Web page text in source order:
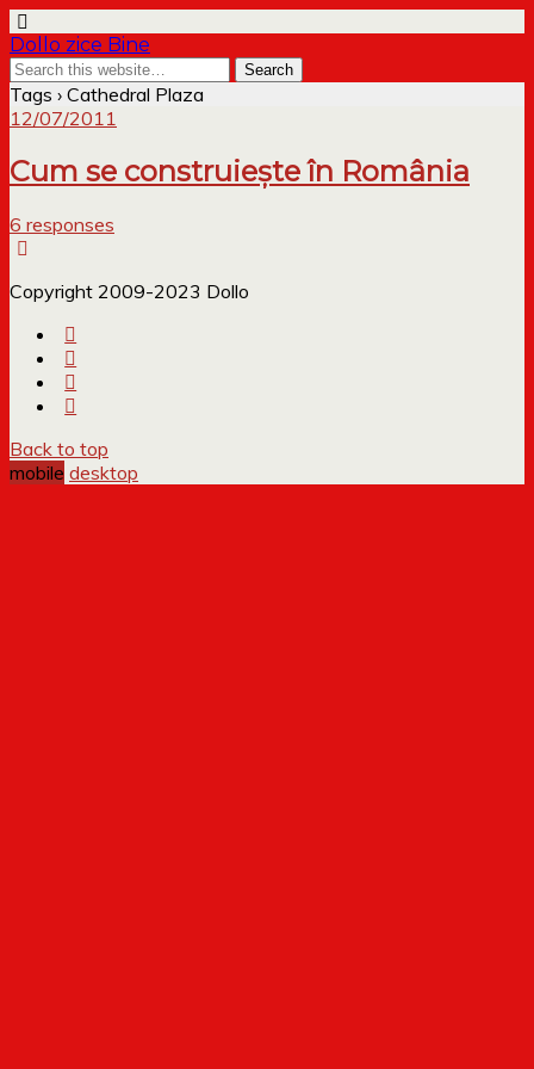
Dollo zice Bine
Tags › Cathedral Plaza
12/07/2011
Cum se construiește în România
6 responses
Copyright 2009-2023 Dollo
Back to top
mobile desktop